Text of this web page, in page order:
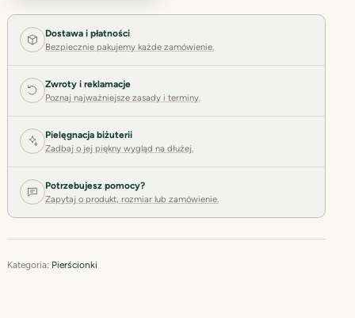
Dostawa i płatności
Bezpiecznie pakujemy każde zamówienie.
Zwroty i reklamacje
Poznaj najważniejsze zasady i terminy.
Pielęgnacja biżuterii
Zadbaj o jej piękny wygląd na dłużej.
Potrzebujesz pomocy?
Zapytaj o produkt, rozmiar lub zamówienie.
Kategoria: Pierścionki